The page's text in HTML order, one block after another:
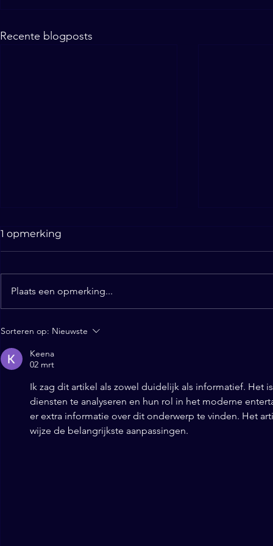
Recente blogposts
Drie dingen die je als
1 opmerking
Plaats een opmerking...
Sorteren op: Nieuwste
Keena
02 mrt
Ik zag dit artikel als zowel duidelijk als informatief. Het
diensten te analyseren en hun rol in het moderne
er extra informatie over dit onderwerp te vinden. Het
wijze de belangrijkste aanpassingen.